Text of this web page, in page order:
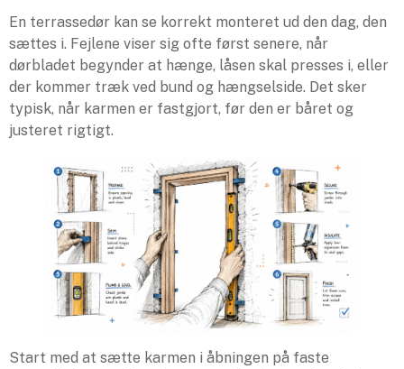
En terrassedør kan se korrekt monteret ud den dag, den
sættes i. Fejlene viser sig ofte først senere, når
dørbladet begynder at hænge, låsen skal presses i, eller
der kommer træk ved bund og hængselside. Det sker
typisk, når karmen er fastgjort, før den er båret og
justeret rigtigt.
Start med at sætte karmen i åbningen på faste